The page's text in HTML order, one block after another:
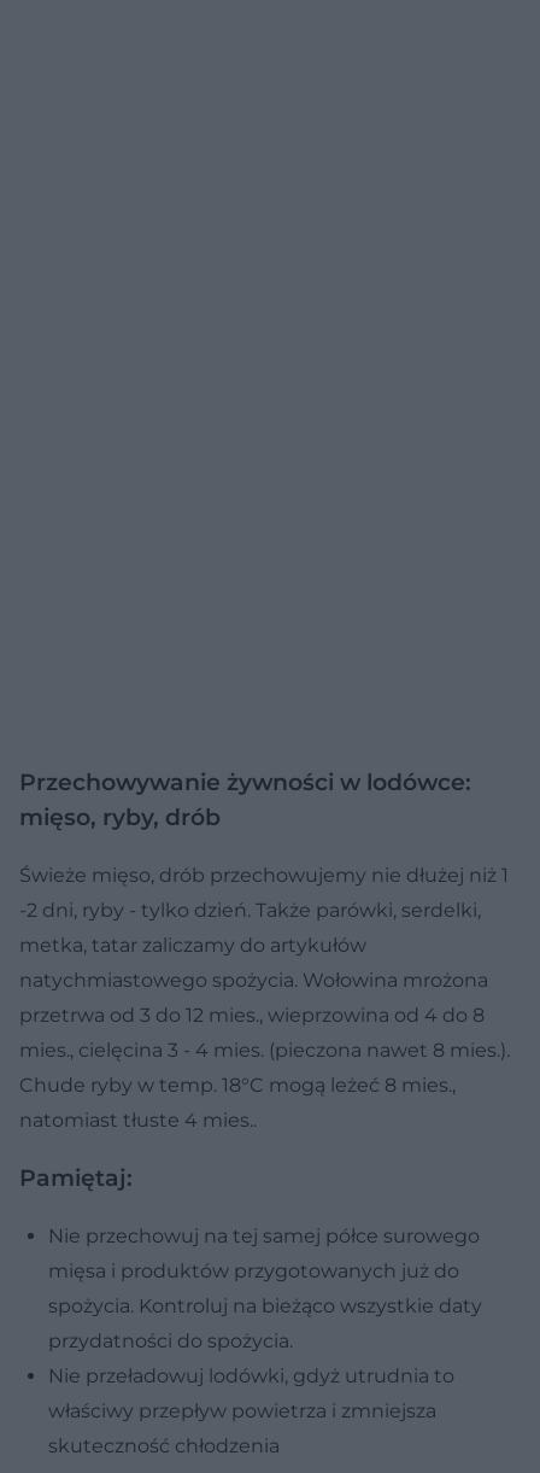
Przechowywanie żywności w lodówce:
mięso, ryby, drób
Świeże mięso, drób przechowujemy nie dłużej niż 1
-2 dni, ryby - tylko dzień. Także parówki, serdelki,
metka, tatar zaliczamy do artykułów
natychmiastowego spożycia. Wołowina mrożona
przetrwa od 3 do 12 mies., wieprzowina od 4 do 8
mies., cielęcina 3 - 4 mies. (pieczona nawet 8 mies.).
Chude ryby w temp. 18°C mogą leżeć 8 mies.,
natomiast tłuste 4 mies..
Pamiętaj:
Nie przechowuj na tej samej półce surowego
mięsa i produktów przygotowanych już do
spożycia. Kontroluj na bieżąco wszystkie daty
przydatności do spożycia.
Nie przeładowuj lodówki, gdyż utrudnia to
właściwy przepływ powietrza i zmniejsza
skuteczność chłodzenia